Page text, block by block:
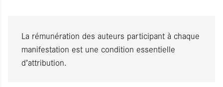
La rémunération des auteurs participant à chaque
manifestation est une condition essentielle
d’attribution.